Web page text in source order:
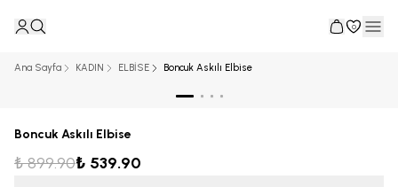
0
Ana Sayfa KADIN ELBİSE Boncuk Askılı Elbise
Boncuk Askılı Elbise
₺ 899.90₺ 539.90